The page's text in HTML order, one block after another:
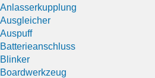
Anlasserkupplung
Ausgleicher
Auspuff
Batterieanschluss
Blinker
Boardwerkzeug